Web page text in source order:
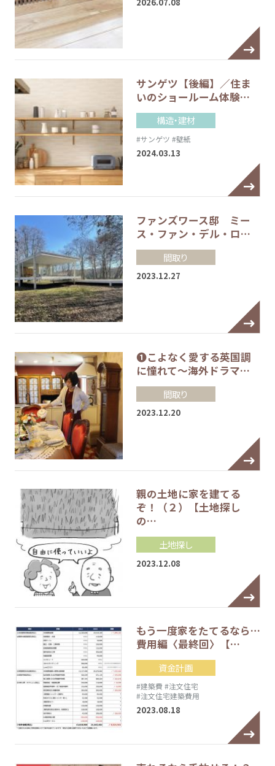
サンゲツ【後編】／住ま
いのショールーム体験…
構造・建材
#サンゲツ #壁紙
2024.03.13
ファンズワース邸 ミー
ス・ファン・デル・ロ…
間取り
2023.12.27
❶こよなく愛する英国調
に憧れて～海外ドラマ…
間取り
2023.12.20
親の土地に家を建てる
ぞ！（２）【土地探し
の…
土地探し
2023.12.08
もう一度家をたてるなら…
費用編〈最終回〉【…
資金計画
#建築費 #注文住宅
#注文住宅建築費用
2023.08.18